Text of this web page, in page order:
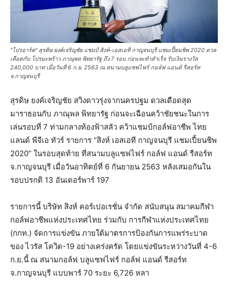
"โปรอาร์ต" สุรดิษ ยงค์เจริญชัย แชมป์ สิงห์-เอสเอที กาญจนบุรี แชมเปี้ยนชิพ 2020 ดวล
เดือดกับ โปรมะพร้าว ภาณุพล พิทยารัฐ ถึง 7 รอบ ก่อนจะทำสำเร็จ รับเงินรางวัล
240,000 บาท เมื่อวันที่ 6 ก.ย. 2563 ณ สนามบลูแซฟไฟร์ กอล์ฟ แอนด์ รีสอร์ท
จ.กาญจนบุรี
สุรดิษ ยงค์เจริญชัย สวิงดาวรุ่งจากนครปฐม ดวลเดือดสุด
มาราธอนกับ ภาณุพล พิทยารัฐ ก่อนจะเฉือนคว้าชัยชนะในการ
เล่นรอบที่ 7 ท่ามกลางท้องฟ้าสลัว คว้าแชมป์กอล์ฟอาชีพ ไทย
แลนด์ พีจีเอ ทัวร์ รายการ “สิงห์ เอสเอที กาญจนบุรี แชมเปี้ยนชิพ
2020” ในรอบสุดท้าย ที่สนามบลูแซฟไฟร์ กอล์ฟ แอนด์ รีสอร์ท
จ.กาญจนบุรี เมื่อวันอาทิตย์ที่ 6 กันยายน 2563 หลังเสมอกันใน
รอบปรกติ 13 อันเดอร์พาร์ 197
รายการนี้ บริษัท สิงห์ คอร์เปอเรชั่น จำกัด สนับสนุน สมาคมกีฬา
กอล์ฟอาชีพแห่งประเทศไทย ร่วมกับ การกีฬาแห่งประเทศไทย
(กกท.) จัดการแข่งขัน ภายใต้มาตรการป้องกันการแพร่ระบาด
ของ ไวรัส โควิด-19 อย่างเคร่งครัด โดยแข่งขันระหว่างวันที่ 4-6
ก.ย.นี้ ณ สนามกอล์ฟ บลูแซฟไฟร์ กอล์ฟ แอนด์ รีสอร์ท
จ.กาญจนบุรี แบบพาร์ 70 ระยะ 6,726 หลา